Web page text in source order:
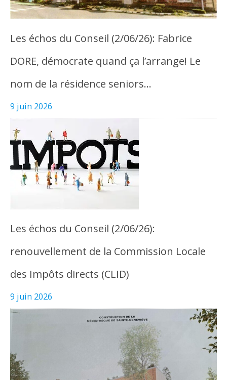
Les échos du Conseil (2/06/26): Fabrice
DORE, démocrate quand ça l’arrange! Le
nom de la résidence seniors…
9 juin 2026
Les échos du Conseil (2/06/26):
renouvellement de la Commission Locale
des Impôts directs (CLID)
9 juin 2026